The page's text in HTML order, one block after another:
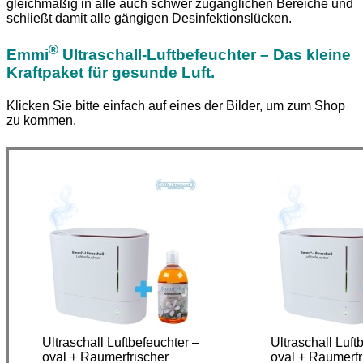
gleichmäßig in alle auch schwer zugänglichen Bereiche und
schließt damit alle gängigen Desinfektionslücken.
Emmi® Ultraschall-Luftbefeuchter – Das kleine
Kraftpaket für gesunde Luft.
Klicken Sie bitte einfach auf eines der Bilder, um zum Shop
zu kommen.
Ultraschall Luftbefeuchter –
oval + Raumerfrischer
Ultraschall
oval +